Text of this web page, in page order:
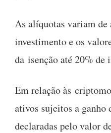
As alíquotas variam
investimento e os
da isenção até 20% de
Em relação às
ativos sujeitos a ganho
declaradas pelo valor